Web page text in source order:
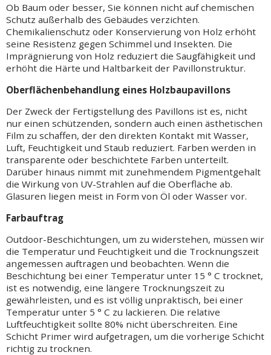
Ob Baum oder besser, Sie können nicht auf chemischen
Schutz außerhalb des Gebäudes verzichten.
Chemikalienschutz oder Konservierung von Holz erhöht
seine Resistenz gegen Schimmel und Insekten. Die
Imprägnierung von Holz reduziert die Saugfähigkeit und
erhöht die Härte und Haltbarkeit der Pavillonstruktur.
Oberflächenbehandlung eines Holzbaupavillons
Der Zweck der Fertigstellung des Pavillons ist es, nicht
nur einen schützenden, sondern auch einen ästhetischen
Film zu schaffen, der den direkten Kontakt mit Wasser,
Luft, Feuchtigkeit und Staub reduziert. Farben werden in
transparente oder beschichtete Farben unterteilt.
Darüber hinaus nimmt mit zunehmendem Pigmentgehalt
die Wirkung von UV-Strahlen auf die Oberfläche ab.
Glasuren liegen meist in Form von Öl oder Wasser vor.
Farbauftrag
Outdoor-Beschichtungen, um zu widerstehen, müssen wir
die Temperatur und Feuchtigkeit und die Trocknungszeit
angemessen auftragen und beobachten. Wenn die
Beschichtung bei einer Temperatur unter 15 ° C trocknet,
ist es notwendig, eine längere Trocknungszeit zu
gewährleisten, und es ist völlig unpraktisch, bei einer
Temperatur unter 5 ° C zu lackieren. Die relative
Luftfeuchtigkeit sollte 80% nicht überschreiten. Eine
Schicht Primer wird aufgetragen, um die vorherige Schicht
richtig zu trocknen.